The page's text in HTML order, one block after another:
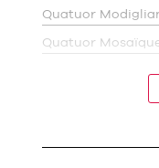
Quatuor
Quatuor